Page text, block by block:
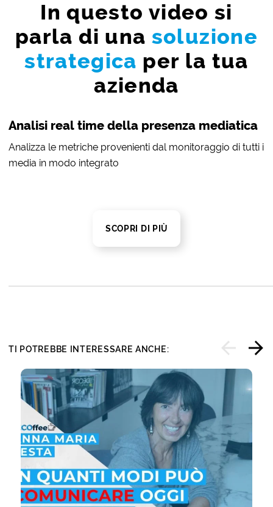
In questo video si
parla di una soluzione
strategica per la tua
azienda
Analisi real time della presenza mediatica
Analizza le metriche provenienti dal monitoraggio di tutti i
media in modo integrato
SCOPRI DI PIÙ
TI POTREBBE INTERESSARE ANCHE: